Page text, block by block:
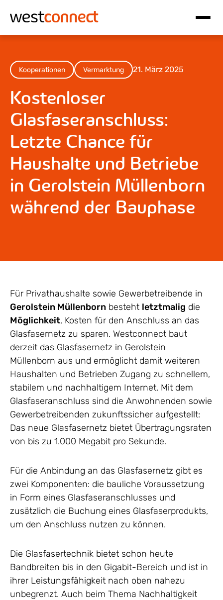
Hauptnavigation
Kooperationen Vermarktung 21. März 2025
Kostenloser
Glasfaseranschluss:
Letzte Chance für
Haushalte und Betriebe
in Gerolstein Müllenborn
während der Bauphase
Für Privathaushalte sowie Gewerbetreibende in
Gerolstein Müllenborn besteht letztmalig die
Möglichkeit, Kosten für den Anschluss an das
Glasfasernetz zu sparen. Westconnect baut
derzeit das Glasfasernetz in Gerolstein
Müllenborn aus und ermöglicht damit weiteren
Haushalten und Betrieben Zugang zu schnellem,
stabilem und nachhaltigem Internet. Mit dem
Glasfaseranschluss sind die Anwohnenden sowie
Gewerbetreibenden zukunftssicher aufgestellt:
Das neue Glasfasernetz bietet Übertragungsraten
von bis zu 1.000 Megabit pro Sekunde.
Für die Anbindung an das Glasfasernetz gibt es
zwei Komponenten: die bauliche Voraussetzung
in Form eines Glasfaseranschlusses und
zusätzlich die Buchung eines Glasfaserprodukts,
um den Anschluss nutzen zu können.
Die Glasfasertechnik bietet schon heute
Bandbreiten bis in den Gigabit-Bereich und ist in
ihrer Leistungsfähigkeit nach oben nahezu
unbegrenzt. Auch beim Thema Nachhaltigkeit